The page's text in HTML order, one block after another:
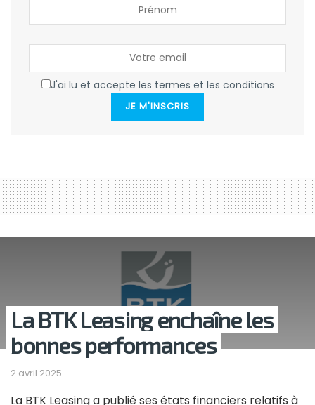
J'ai lu et accepte les termes et les conditions
JE M'INSCRIS
La BTK Leasing enchaîne les
bonnes performances
2 avril 2025
La BTK Leasing a publié ses états financiers relatifs à